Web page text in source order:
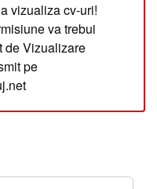
vizualiza cv-uri!
va trebui
de Vizualizare
pe